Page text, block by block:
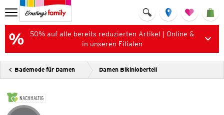
50% auf alle bereits reduzierten Artikel | Online &
in unseren Filialen
Bademode für Damen Damen Bikinioberteil
NACHHALTIG